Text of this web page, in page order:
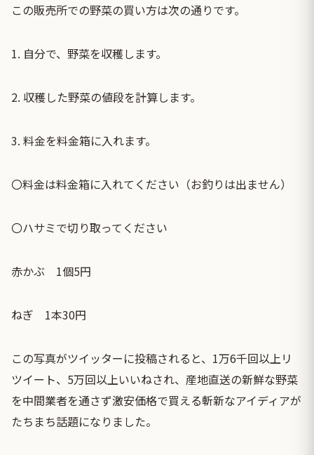
この販売所での野菜の買い方は次の通りです。
1. 自分で、野菜を収穫します。
2. 収穫した野菜の値段を計算します。
3. 料金を料金箱に入れます。
〇料金は料金箱に入れてください（お釣りは出ません）
〇ハサミで切り取ってください
赤かぶ 1個5円
ねぎ 1本30円
この写真がツイッターに投稿されると、1万6千回以上リ
ツイート、5万回以上いいねされ、産地直送の新鮮な野菜
を中間業者を通さず激安価格で買える斬新なアイディアが
たちまち話題になりました。